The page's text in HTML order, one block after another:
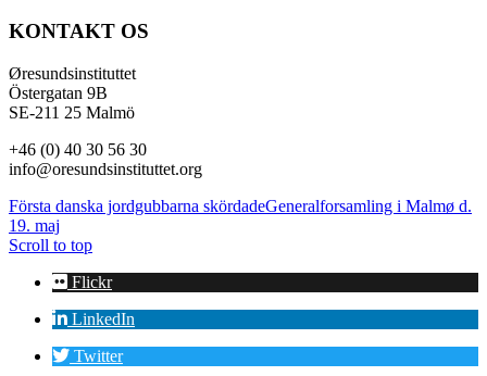
KONTAKT OS
Øresundsinstituttet
Östergatan 9B
SE-211 25 Malmö
+46 (0) 40 30 56 30
info@oresundsinstituttet.org
Första danska jordgubbarna skördadeGeneralforsamling i Malmø d.
19. maj
Scroll to top
Flickr
LinkedIn
Twitter